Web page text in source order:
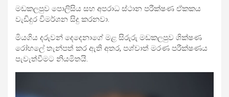
මඩකලපුව පොලිසිය සහ අපරාධ ස්ථාන පරීක්ෂණ ඒකකය
වැඩිදුර විමර්ශන සිදු කරනවා.
මියගිය දරුවන් දෙදෙනාගේ මළ සිරුරු මඩකලපුව ශික්ෂණ
රෝහලේ තැන්පත් කර ඇති අතර, පශ්චාත් මරණ පරීක්ෂණය
පැවැත්වීමට නියමිතයි.